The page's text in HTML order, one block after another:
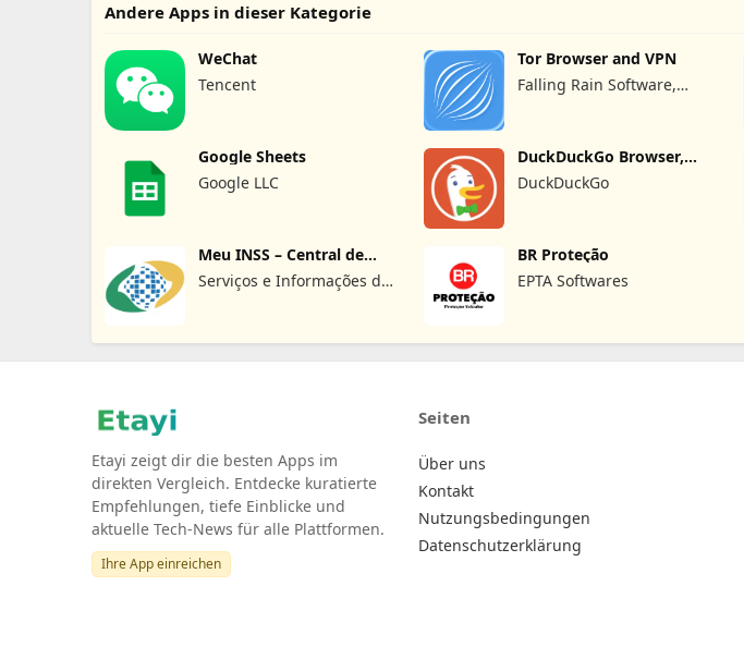
Andere Apps in dieser Kategorie
WeChat
Tencent
Tor Browser and VPN
Falling Rain Software,
Google Sheets
Google LLC
DuckDuckGo Browser,
Search, AI
DuckDuckGo
Meu INSS – Central de
Serviços
Serviços e Informações do
BR Proteção
EPTA Softwares
Etayi zeigt dir die besten Apps im
direkten Vergleich. Entdecke kuratierte
Empfehlungen, tiefe Einblicke und
aktuelle Tech-News für alle Plattformen.
Ihre App einreichen
Seiten
Über uns
Kontakt
Nutzungsbedingungen
Datenschutzerklärung